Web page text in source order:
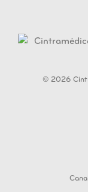
© 2026